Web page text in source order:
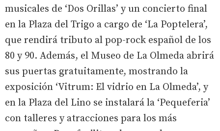
musicales de ‘Dos Orillas’ y un concierto final
en la Plaza del Trigo a cargo de ‘La Poptelera’,
que rendirá tributo al pop-rock español de los
80 y 90. Además, el Museo de La Olmeda abrirá
sus puertas gratuitamente, mostrando la
exposición ‘Vitrum: El vidrio en La Olmeda’, y
en la Plaza del Lino se instalará la ‘Pequeferia’
con talleres y atracciones para los más